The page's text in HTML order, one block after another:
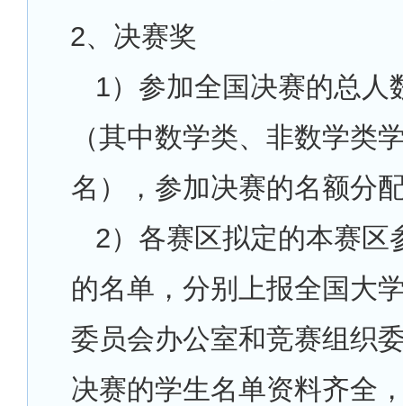
2、决赛奖
1）参加全国决赛的总人
（其中数学类、非数学类
名），参加决赛的名额分
2）各赛区拟定的本赛区
的名单，分别上报全国大
委员会办公室和竞赛组织
决赛的学生名单资料齐全